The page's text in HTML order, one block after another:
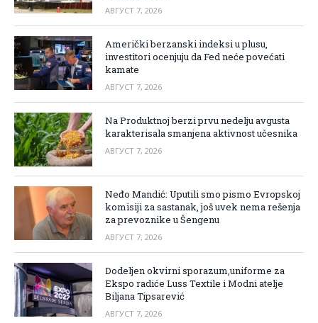
АВГУСТ 7, 2026
Američki berzanski indeksi u plusu,
investitori ocenjuju da Fed neće povećati
kamate
АВГУСТ 7, 2026
Na Produktnoj berzi prvu nedelju avgusta
karakterisala smanjena aktivnost učesnika
АВГУСТ 7, 2026
Neđo Mandić: Uputili smo pismo Evropskoj
komisiji za sastanak, još uvek nema rešenja
za prevoznike u Šengenu
АВГУСТ 7, 2026
Dodeljen okvirni sporazum,uniforme za
Ekspo radiće Luss Textile i Modni atelje
Biljana Tipsarević
АВГУСТ 7, 2026